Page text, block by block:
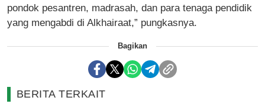
pondok pesantren, madrasah, dan para tenaga pendidik
yang mengabdi di Alkhairaat,” pungkasnya.
Bagikan
BERITA TERKAIT